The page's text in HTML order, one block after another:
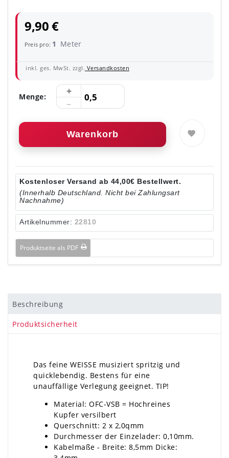
9,90 €
Preis pro: 1 Meter
inkl. ges. MwSt. zzgl. Versandkosten
Menge:
Warenkorb
Kostenloser Versand ab 44,00€ Bestellwert.
(Innerhalb Deutschland. Nicht bei Zahlungsart
Nachnahme)
Artikelnummer: 22810
Produktseite als PDF
Beschreibung
Produktsicherheit
Das feine WEISSE musiziert spritzig und
quicklebendig. Bestens für eine
unauffällige Verlegung geeignet. TIP!
Material: OFC-VSB = Hochreines
Kupfer versilbert
Querschnitt: 2 x 2,0qmm
Durchmesser der Einzelader: 0,10mm.
Kabelmaße - Breite: 8,5mm Dicke: